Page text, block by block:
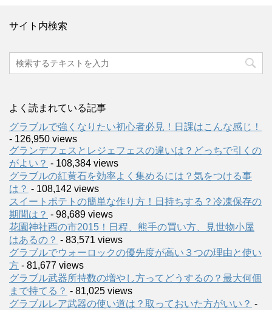
サイト内検索
よく読まれている記事
グラブルで強くなりたい初心者必見！日課はこんな感じ！
- 126,950 views
グランデフェスとレジェフェスの違いは？どっちで引くの
がよい？ - 108,384 views
グラブルの紅黄石を効率よく集めるには？気をつける事
は？ - 108,142 views
スイートポテトの簡単な作り方！日持ちする？冷凍保存の
期間は？ - 98,689 views
花園神社酉の市2015！日程、熊手の買い方、見世物小屋
はあるの？ - 83,571 views
グラブルでウォーロックの優先度が高い３つの理由と使い
方 - 81,677 views
グラブル武器所持数の増やし方ってどうするの？最大何個
まで持てる？ - 81,025 views
グラブルレア武器の使い道は？取っておいた方がいい？ -